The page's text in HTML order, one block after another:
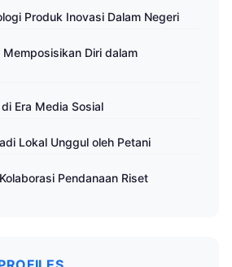
Produk Inovasi Dalam Negeri
Diri dalam
Era Media Sosial
Lokal Unggul oleh Petani
Pendanaan Riset